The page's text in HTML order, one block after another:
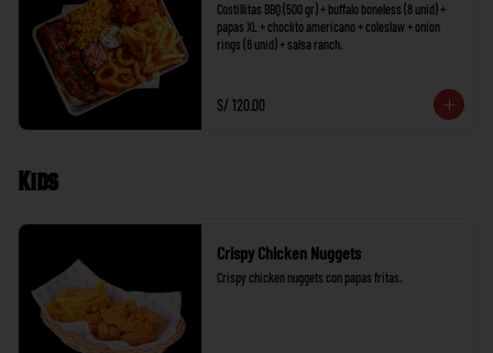
Costillitas BBQ (500 gr) + buffalo boneless (8 unid) +
papas XL + choclito americano + coleslaw + onion
rings (8 unid) + salsa ranch.
S/ 120.00
Kids
Crispy Chicken Nuggets
Crispy chicken nuggets con papas fritas.